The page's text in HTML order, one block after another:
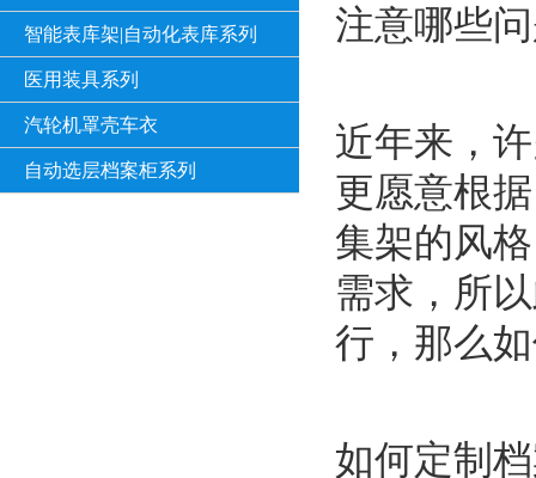
智能表库架|自动化表库系列
医用装具系列
汽轮机罩壳车衣
自动选层档案柜系列
注意哪些
近年来，
更愿意根
集架的风
需求，所
行，那么
如何定制